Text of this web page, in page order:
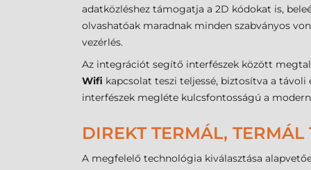
adatközléshez támogatja a 2D kódokat is,
olvashatóak maradnak minden szabványos
vezérlés.
Az integrációt segítő interfészek között
Wifi kapcsolat teszi teljessé, biztosítva a
interfészek megléte kulcsfontosságú a
DIREKT TERMÁL,
A megfelelő technológia kiválasztása